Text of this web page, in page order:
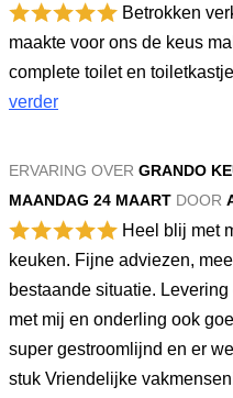
Betrokken
maakte voor ons de keus
complete toilet en
verder
ERVARING OVER GRANDO
MAANDAG 24 MAART DOOR
Heel blij met
keuken. Fijne adviezen,
bestaande situatie.
met mij en onderling ook
super gestroomlijnd en er
stuk Vriendelijke